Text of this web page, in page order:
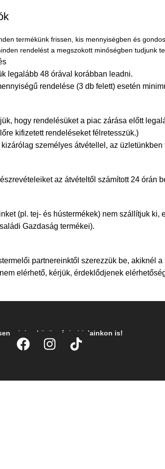
termékünk frissen, kis mennyiségben és
rendelést a megszokott minőségben tudjunk
legalább 48 órával korábban leadni.
rendelése (3 db felett) esetén
hogy rendelésüket a piac zárása előtt
kifizetett rendeléseket félretesszük.)
személyes átvétellel, az üzletünkben
az átvételtől számított 24 órán
(pl. tej- és hústermékek) nem szállítjuk
Gazdaság termékei).
partnereinktől szerezzük be, akiknél
elérhető, kérjük, érdeklődjenek
minket közösségi oldalainkon is!